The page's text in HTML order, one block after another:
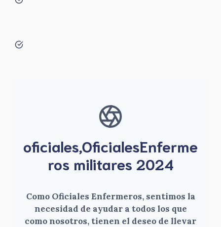
oficiales,OficialesEnferme
ros militares 2024
Como Oficiales Enfermeros, sentimos la
necesidad de ayudar a todos los que
como nosotros, tienen el deseo de llevar